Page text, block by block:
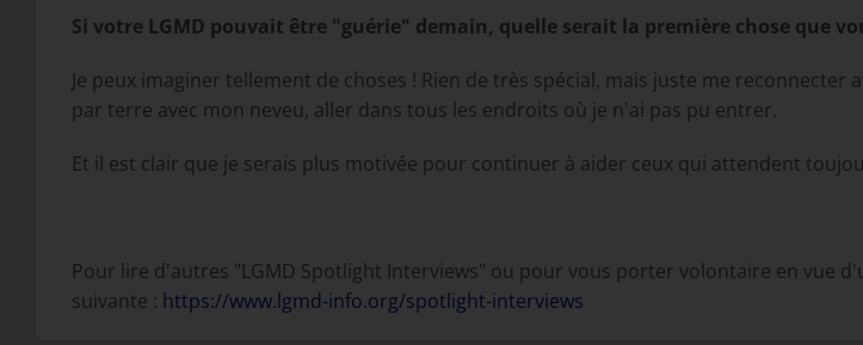
Si votre LGMD pouvait être "guérie" demain, quelle serait la première chose que
Je peux imaginer tellement de choses ! Rien de très spécial, mais juste me
par terre avec mon neveu, aller dans tous les endroits où je n'ai pas pu entrer.
Et il est clair que je serais plus motivée pour continuer à aider ceux qui attendent
Pour lire d'autres "LGMD Spotlight Interviews" ou pour vous porter volontaire en vue
suivante : https://www.lgmd-info.org/spotlight-interviews